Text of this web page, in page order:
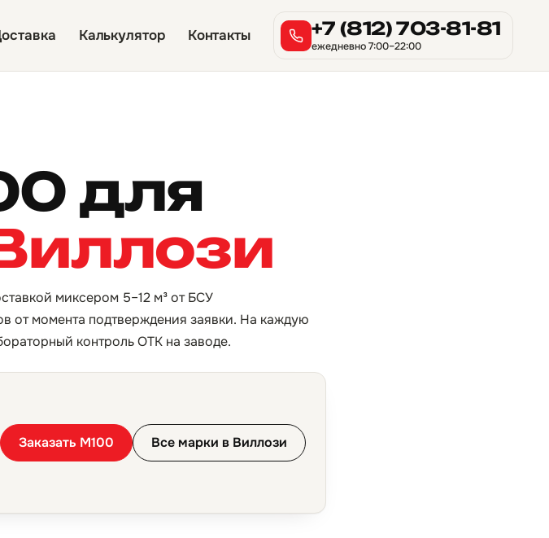
Калькулятор Контакты +7 (812) 703-81-81
ежедневно 7:00–22:00
для
миксером 5–12 м³ от БСУ
от момента подтверждения заявки. На каждую
контроль ОТК на заводе.
Заказать М100 Все марки в Виллози